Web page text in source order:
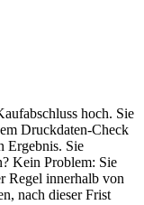
hoch. Sie
Druckdaten-Check
Ergebnis. Sie
Kein Problem: Sie
Regel innerhalb von
nach dieser Frist